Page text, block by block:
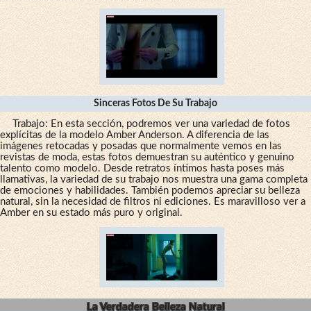
Sinceras Fotos De Su Trabajo
Trabajo: En esta sección, podremos ver una variedad de fotos
explícitas de la modelo Amber Anderson. A diferencia de las
imágenes retocadas y posadas que normalmente vemos en las
revistas de moda, estas fotos demuestran su auténtico y genuino
talento como modelo. Desde retratos íntimos hasta poses más
llamativas, la variedad de su trabajo nos muestra una gama completa
de emociones y habilidades. También podemos apreciar su belleza
natural, sin la necesidad de filtros ni ediciones. Es maravilloso ver a
Amber en su estado más puro y original.
La Verdadera Belleza Natural